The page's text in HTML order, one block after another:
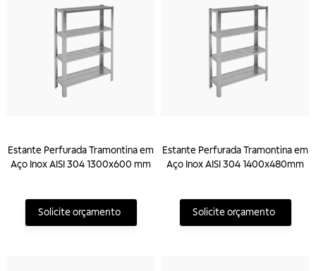
Estante Perfurada Tramontina em
Aço Inox AISI 304 1300x600 mm
Solicite orçamento
Estante Perfurada Tramontina em
Aço Inox AISI 304 1400x480mm
Solicite orçamento